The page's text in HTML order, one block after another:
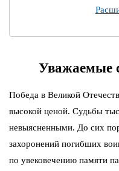
Уважаемые
Победа в Великой
высокой ценой. Судьбы
невыясненными. До сих
захоронений погибших
по увековечению памяти